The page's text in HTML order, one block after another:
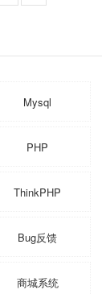
Mysql
PHP
ThinkPHP
Bug反馈
商城系统